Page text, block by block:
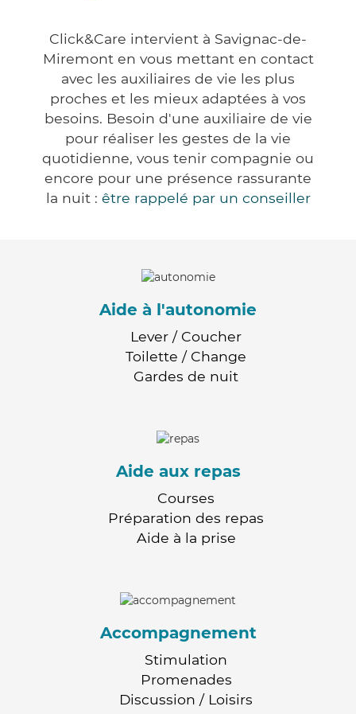
Click&Care intervient à Savignac-de-
Miremont en vous mettant en contact
avec les auxiliaires de vie les plus
proches et les mieux adaptées à vos
besoins. Besoin d'une auxiliaire de vie
pour réaliser les gestes de la vie
quotidienne, vous tenir compagnie ou
encore pour une présence rassurante
la nuit : être rappelé par un conseiller
Aide à l'autonomie
Lever / Coucher
Toilette / Change
Gardes de nuit
Aide aux repas
Courses
Préparation des repas
Aide à la prise
Accompagnement
Stimulation
Promenades
Discussion / Loisirs